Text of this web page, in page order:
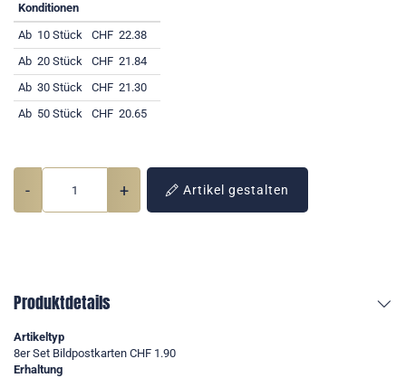
Konditionen
Ab 10 Stück CHF 22.38
Ab 20 Stück CHF 21.84
Ab 30 Stück CHF 21.30
Ab 50 Stück CHF 20.65
- + Artikel gestalten
Produktdetails
Artikeltyp
8er Set Bildpostkarten CHF 1.90
Erhaltung